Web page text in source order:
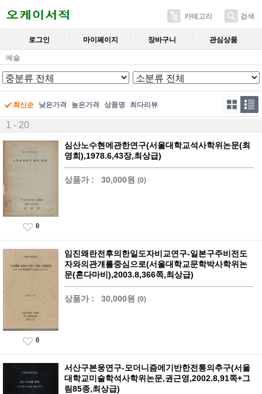
카테고리 검색
로그인 마이페이지 장바구니 관심상품
예술
최신순 낮은가격 높은가격 상품명 최다리뷰
1 - 20
심산노수현에관한연구(서울대학교석사학위논문(최
영희),1978.6,43장,최상급)
상품가 : 30,000원 (0)
0
임진왜란전후의한일도자비교연구-일본구주비전도
자와의관걔를중심으로(서울대학교문학박사학위논
문(혼다마비),2003.8,366쪽,최상급)
상품가 : 30,000원 (0)
0
서산구본웅연구-모더니즘에기반한전통의추구(서울
대학교미술학석사학위논문,권근영,2002.8,91쪽+그
림85종,최상급)